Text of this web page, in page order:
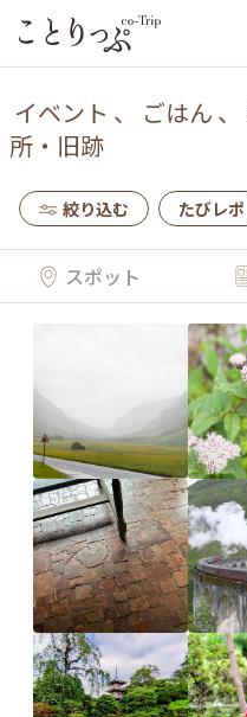
イベント 、 ごはん 、
所・旧跡
絞り込む たびレポ
スポット